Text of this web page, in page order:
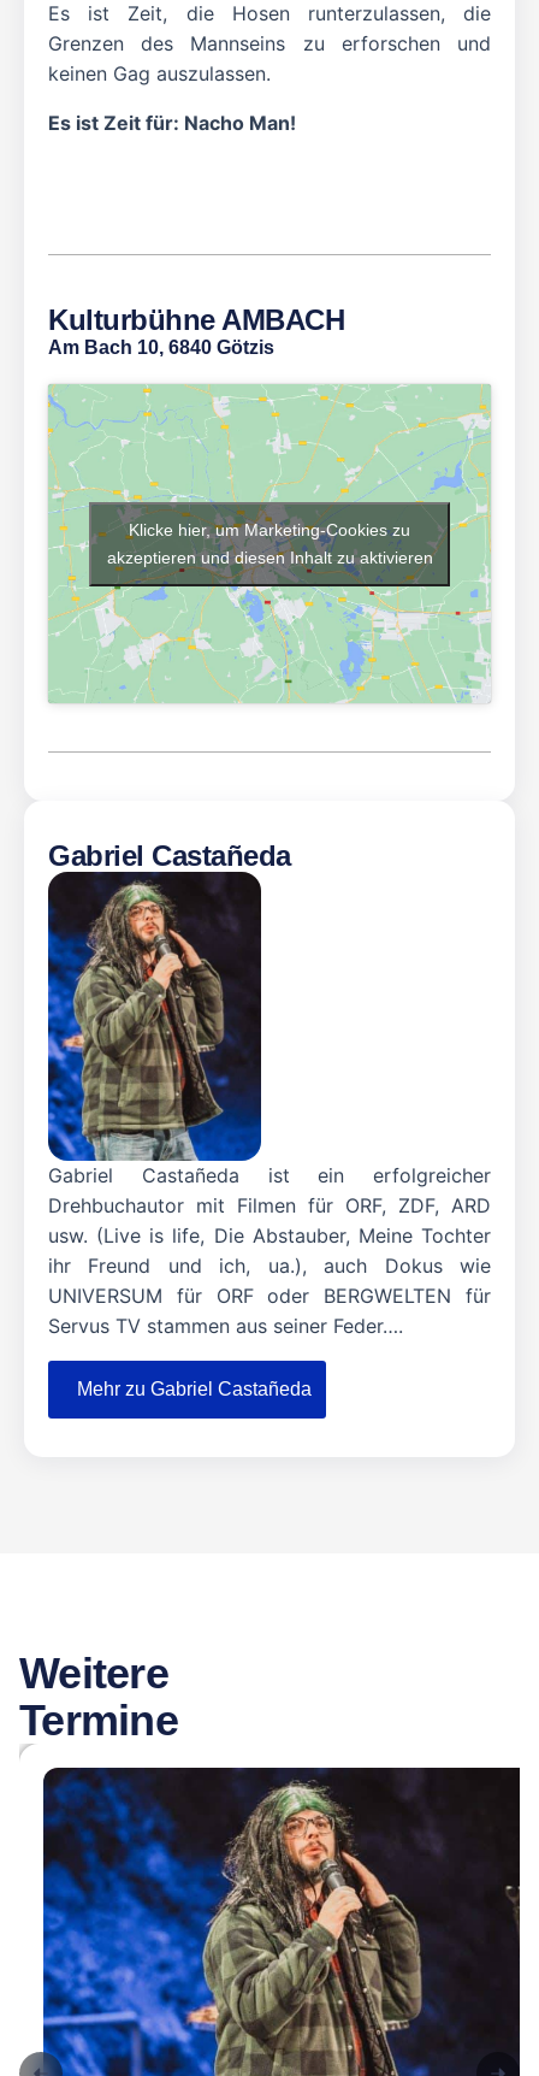
Es ist Zeit, die Hosen runterzulassen, die
Grenzen des Mannseins zu erforschen und
keinen Gag auszulassen.
Es ist Zeit für: Nacho Man!
Kulturbühne AMBACH
Am Bach 10, 6840 Götzis
Klicke hier, um Marketing-Cookies zu
akzeptieren und diesen Inhalt zu aktivieren
Gabriel Castañeda
Gabriel Castañeda ist ein erfolgreicher
Drehbuchautor mit Filmen für ORF, ZDF, ARD
usw. (Live is life, Die Abstauber, Meine Tochter
ihr Freund und ich, ua.), auch Dokus wie
UNIVERSUM für ORF oder BERGWELTEN für
Servus TV stammen aus seiner Feder….
Mehr zu Gabriel Castañeda
Weitere
Termine